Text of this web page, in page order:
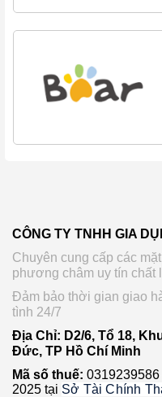
CÔNG TY TNHH GIA
Chuyên cung cấp các
phương châm uy tín chất
Đảm bảo thời gian giao
tình 24/7
Địa Chỉ: D2/6, Tổ 18,
Đức, TP Hồ Chí Minh
Mã số thuế: 0319239586
2025 tại Sở Tài Chính